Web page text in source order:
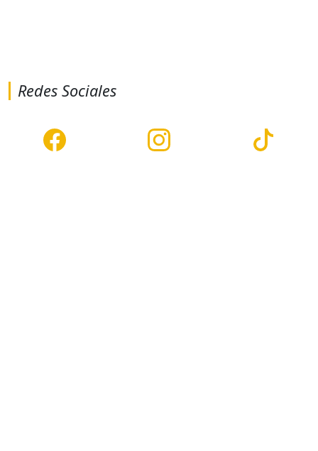
Redes Sociales